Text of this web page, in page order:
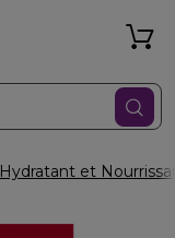
Hydratant et